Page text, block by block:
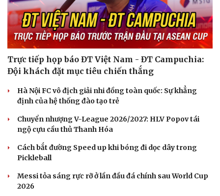
Du lịch
Tư vấn
Podcast
Trực tiếp họp báo ĐT Việt Nam - ĐT Campuchia:
Đội khách đặt mục tiêu chiến thắng
Hà Nội FC vô địch giải nhi đồng toàn quốc: Sự khẳng
định của hệ thống đào tạo trẻ
Chuyển nhượng V-League 2026/2027: HLV Popov tái
ngộ cựu cầu thủ Thanh Hóa
Cách bắt đường Speed up khi bóng đi dọc dây trong
Pickleball
Messi tỏa sáng rực rỡ ở lần đầu đá chính sau World Cup
2026